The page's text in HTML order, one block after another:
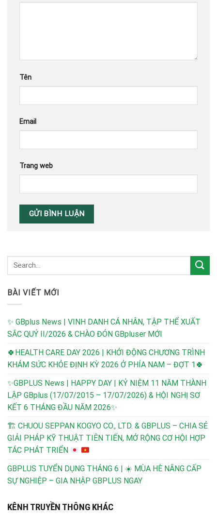
Tên
Email
Trang web
BÀI VIẾT MỚI
✨ GBplus News | VINH DANH CÁ NHÂN, TẬP THỂ XUẤT
SẮC QUÝ II/2026 & CHÀO ĐÓN GBpluser MỚI
🍀HEALTH CARE DAY 2026 | KHỞI ĐỘNG CHƯƠNG TRÌNH
KHÁM SỨC KHỎE ĐỊNH KỲ 2026 Ở PHÍA NAM – ĐỢT 1🍀
✨GBPLUS News | HAPPY DAY | KỶ NIỆM 11 NĂM THÀNH
LẬP GBplus (17/07/2015 – 17/07/2026) & HỘI NGHỊ SƠ
KẾT 6 THÁNG ĐẦU NĂM 2026✨
🏗️ CHUOU SEPPAN KOGYO CO., LTD. & GBPLUS – CHIA SẺ
GIẢI PHÁP KỸ THUẬT TIÊN TIẾN, MỞ RỘNG CƠ HỘI HỢP
TÁC PHÁT TRIỂN
GBPLUS TUYỂN DỤNG THÁNG 6 | ☀️ MÙA HÈ NÂNG CẤP
SỰ NGHIỆP – GIA NHẬP GBPLUS NGAY
KÊNH TRUYỀN THÔNG KHÁC